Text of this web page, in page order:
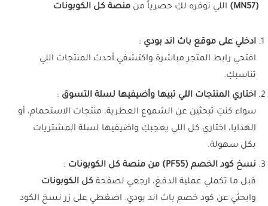
(MN57)
اللي نوفره لكِ حصرياً من منصة كل الكوبونات
ادخلي على موقع باث اند بودي :
افتحي رابط المتجر مباشرة واكتشفي أحدث المنتجات اللي
تناسبكِ.
اختاري المنتجات اللي تبيها وأضيفيها لسلة التسوق :
سواء كنتِ تبحثين عن الشموع العطرية، منتجات الاستحمام، أو
الهدايا، اختاري كل اللي يعجبكِ واضيفيها لسلة المشتريات
بكل سهولة.
نسخ كود الخصم (PF55) من منصة كل الكوبونات
:
قبل ما تكملي عملية الدفع، ارجعي لصفحة كل الكوبونات
وابحثي عن كود خصم باث اند بودي. اضغطي على زر نسخ الكود